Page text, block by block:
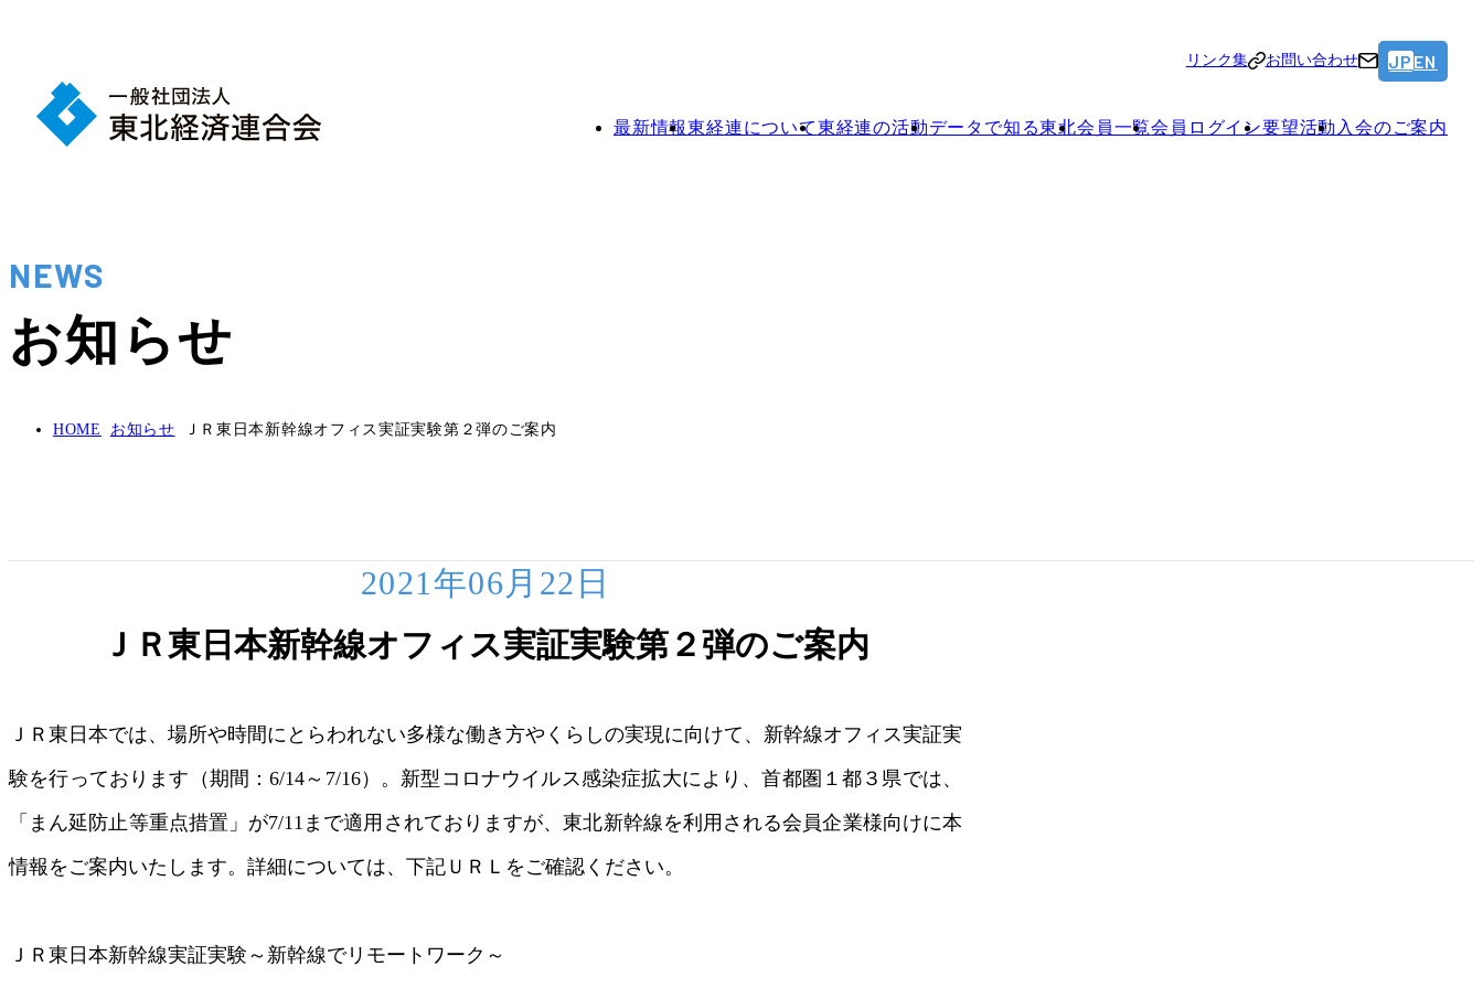
リンク集 お問い合わせ JP EN
最新情報東経連について東経連の活動データで知る東北会員一覧会員ログイン要望活動 入会のご案内
NEWS
お知らせ
HOME お知らせ ＪＲ東日本新幹線オフィス実証実験第２弾のご案内
2021年06月22日
ＪＲ東日本新幹線オフィス実証実験第２弾のご案内
ＪＲ東日本では、場所や時間にとらわれない多様な働き方やくらしの実現に向けて、新幹線オフィス実証実
験を行っております（期間：6/14～7/16）。新型コロナウイルス感染症拡大により、首都圏１都３県では、
「まん延防止等重点措置」が7/11まで適用されておりますが、東北新幹線を利用される会員企業様向けに本
情報をご案内いたします。詳細については、下記ＵＲＬをご確認ください。
ＪＲ東日本新幹線実証実験～新幹線でリモートワーク～